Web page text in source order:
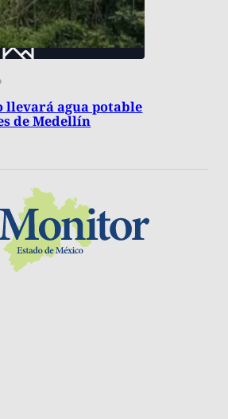
llevará agua potable
de Medellín